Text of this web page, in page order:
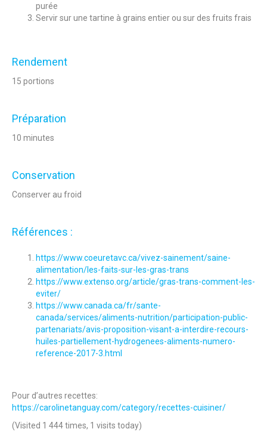
purée
Servir sur une tartine à grains entier ou sur des fruits frais
Rendement
15 portions
Préparation
10 minutes
Conservation
Conserver au froid
Références :
https://www.coeuretavc.ca/vivez-sainement/saine-
alimentation/les-faits-sur-les-gras-trans
https://www.extenso.org/article/gras-trans-comment-les-
eviter/
https://www.canada.ca/fr/sante-
canada/services/aliments-nutrition/participation-public-
partenariats/avis-proposition-visant-a-interdire-recours-
huiles-partiellement-hydrogenees-aliments-numero-
reference-2017-3.html
Pour d’autres recettes:
https://carolinetanguay.com/category/recettes-cuisiner/
(Visited 1 444 times, 1 visits today)